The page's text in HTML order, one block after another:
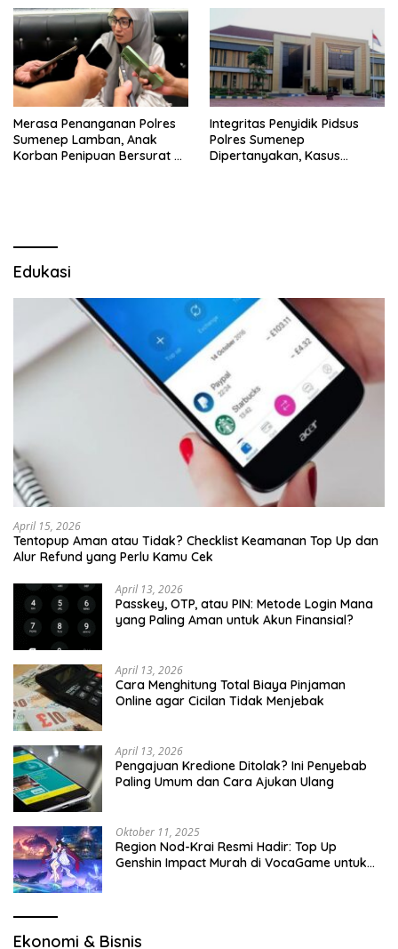
Merasa Penanganan Polres
Sumenep Lamban, Anak
Korban Penipuan Bersurat ke
Integritas Penyidik Pidsus
Polres Sumenep
Dipertanyakan, Kasus
Edukasi
April 15, 2026
Tentopup Aman atau Tidak? Checklist Keamanan Top Up dan
Alur Refund yang Perlu Kamu Cek
April 13, 2026
Passkey, OTP, atau PIN: Metode Login Mana
yang Paling Aman untuk Akun Finansial?
April 13, 2026
Cara Menghitung Total Biaya Pinjaman
Online agar Cicilan Tidak Menjebak
April 13, 2026
Pengajuan Kredione Ditolak? Ini Penyebab
Paling Umum dan Cara Ajukan Ulang
Oktober 11, 2025
Region Nod-Krai Resmi Hadir: Top Up
Genshin Impact Murah di VocaGame untuk
Ekonomi & Bisnis